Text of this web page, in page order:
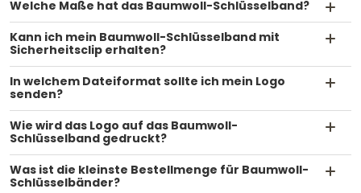
Welche Maße hat das Baumwoll-Schlüsselband?
Kann ich mein Baumwoll-Schlüsselband mit
Sicherheitsclip erhalten?
In welchem Dateiformat sollte ich mein Logo
senden?
Wie wird das Logo auf das Baumwoll-
Schlüsselband gedruckt?
Was ist die kleinste Bestellmenge für Baumwoll-
Schlüsselbänder?